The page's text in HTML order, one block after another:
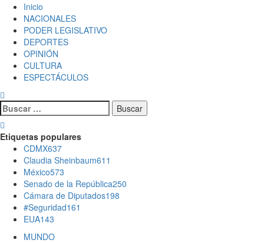
Inicio
NACIONALES
PODER LEGISLATIVO
DEPORTES
OPINIÓN
CULTURA
ESPECTÁCULOS
Etiquetas populares
CDMX637
Claudia Sheinbaum611
México573
Senado de la República250
Cámara de Diputados198
#Seguridad161
EUA143
MUNDO